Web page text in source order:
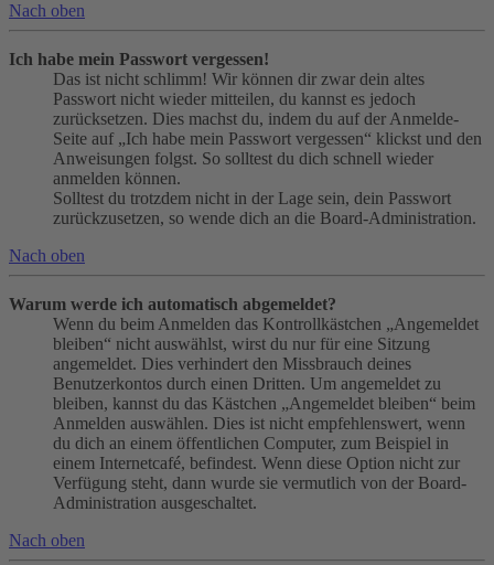
Nach oben
Ich habe mein Passwort vergessen!
Das ist nicht schlimm! Wir können dir zwar dein altes
Passwort nicht wieder mitteilen, du kannst es jedoch
zurücksetzen. Dies machst du, indem du auf der Anmelde-
Seite auf „Ich habe mein Passwort vergessen“ klickst und den
Anweisungen folgst. So solltest du dich schnell wieder
anmelden können.
Solltest du trotzdem nicht in der Lage sein, dein Passwort
zurückzusetzen, so wende dich an die Board-Administration.
Nach oben
Warum werde ich automatisch abgemeldet?
Wenn du beim Anmelden das Kontrollkästchen „Angemeldet
bleiben“ nicht auswählst, wirst du nur für eine Sitzung
angemeldet. Dies verhindert den Missbrauch deines
Benutzerkontos durch einen Dritten. Um angemeldet zu
bleiben, kannst du das Kästchen „Angemeldet bleiben“ beim
Anmelden auswählen. Dies ist nicht empfehlenswert, wenn
du dich an einem öffentlichen Computer, zum Beispiel in
einem Internetcafé, befindest. Wenn diese Option nicht zur
Verfügung steht, dann wurde sie vermutlich von der Board-
Administration ausgeschaltet.
Nach oben